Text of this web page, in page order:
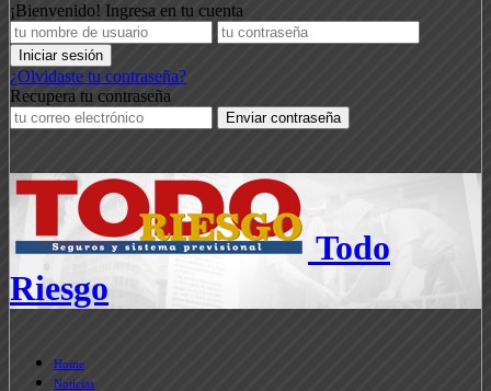
¡Bienvenido! Ingresa en tu cuenta
¿Olvidaste tu contraseña?
Recupera tu contraseña
Todo
Riesgo
Home
Noticias